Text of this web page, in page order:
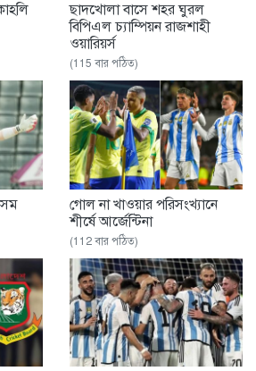
ছাদখোলা বাসে শহর ঘুরল
বিপিএল চ্যাম্পিয়ন রাজশাহী
ওয়ারিয়র্স
(115 বার পঠিত)
গোল না খাওয়ার পরিসংখ্যানে
শীর্ষে আর্জেন্টিনা
(112 বার পঠিত)